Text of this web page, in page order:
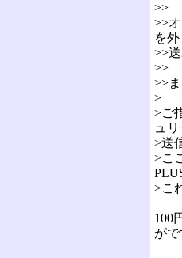
>>
>>
を外
>>
>>
>>
>
>ご
ュ
>送
>こ
>こ
100
がで